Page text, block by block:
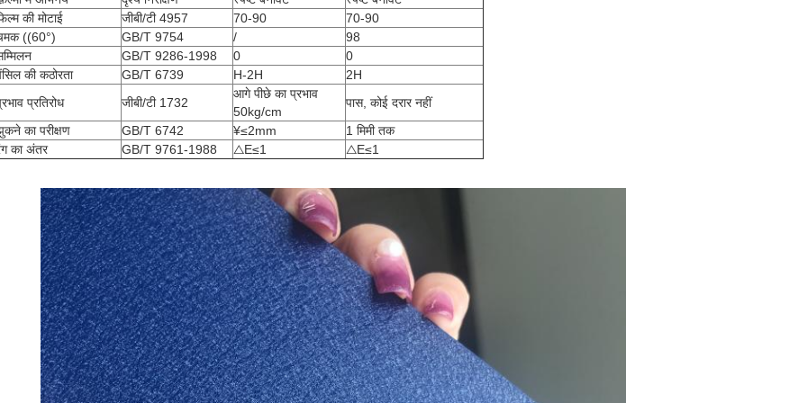
की मोटाई जीबी/टी 4957 70-90
70-90
((60°) GB/T 9754 /
98
GB/T 9286-1998 0
0
की कठोरता GB/T 6739 H-2H
2H
प्रतिरोध जीबी/टी 1732
आगे पीछे का प्रभाव
50kg/cm
पास, कोई दरार नहीं
का परीक्षण GB/T 6742 ¥≤2mm
1 मिमी तक
का अंतर GB/T 9761-1988 △E≤1 △E≤1